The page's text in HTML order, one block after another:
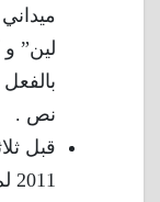
لين” و
نص .
قبل